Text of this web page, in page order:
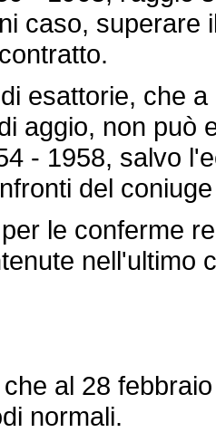
caso, superare
esattorie, che a
aggio, non può
- 1958, salvo
del
le conferme
nell'ultimo
al 28 febbraio
normali.